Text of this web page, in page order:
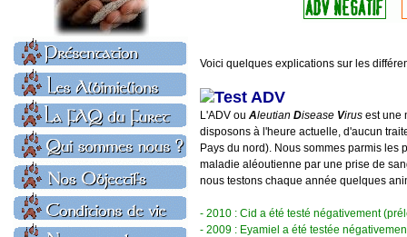
Voici quelques explications sur les
Test ADV
L'ADV ou Aleutian Disease Virus est une
disposons à l'heure actuelle, d'aucun
Pays du nord). Nous sommes parmis les
maladie aléoutienne par une prise de
nous testons chaque année quelques
- 2010 : Cid a été testé négativement
- 2009 : Eyamiel a été testée